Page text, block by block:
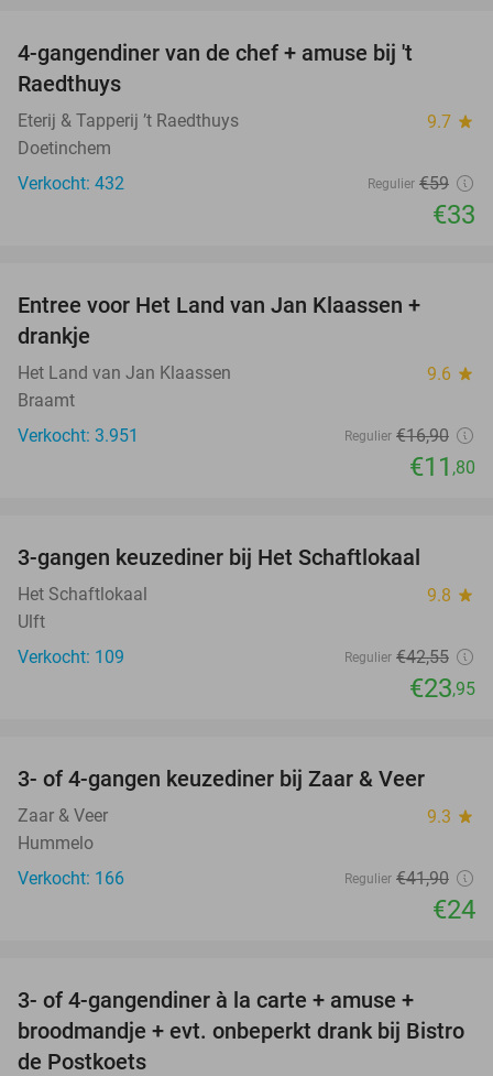
4-gangendiner van de chef + amuse bij 't
Raedthuys
Eterij & Tapperij ’t Raedthuys 9.7 star
Doetinchem
Verkocht: 432
Regulier €59
€33
Entree voor Het Land van Jan Klaassen +
drankje
Het Land van Jan Klaassen 9.6 star
Braamt
Verkocht: 3.951
Regulier €16,90
€11 ,80
3-gangen keuzediner bij Het Schaftlokaal
Het Schaftlokaal 9.8 star
Ulft
Verkocht: 109
Regulier €42,55
€23,95
3- of 4-gangen keuzediner bij Zaar & Veer
Zaar & Veer 9.3 star
Hummelo
Verkocht: 166
Regulier €41,90
€24
3- of 4-gangendiner à la carte + amuse +
broodmandje + evt. onbeperkt drank bij Bistro
de Postkoets